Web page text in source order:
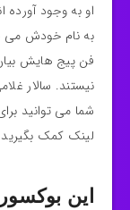
او به وجود آورده
به نام خودش می
فن پیج هایش
نیستند. سالار
شما می توانید
لینک کمک
این